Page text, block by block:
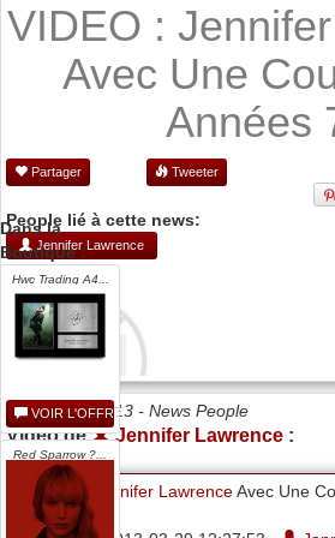
VIDEO :
Avec Une
Années
Partager Tweeter
People lié à cette news:
Jennifer Lawrence
Date 29/03/2013 - News People
Vidéo de Jennifer Lawrence :
Jennifer LawrenceAvec Une
Dans la
Boutique :
Hwc Trading A4...
VOIR L'OFFRE
Red Sparrow ?...